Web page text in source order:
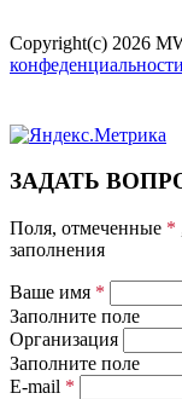
Copyright(c) 2026
конфеденциальности
ЗАДАТЬ
Поля, отмеченные *
заполнения
Ваше имя *
Заполните поле
Организация
Заполните поле
E-mail *